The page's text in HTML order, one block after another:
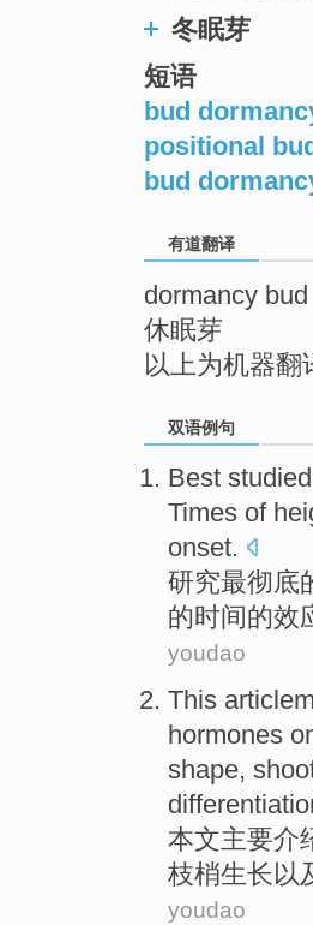
冬眠芽
短语
bud
positional
bud
有道翻译
dormancy bud
休眠芽
以上为机器
双语例句
Best studied
Times of
onset.
研究最彻底
的时间的效
youdao
This
hormones
shape,
本文主要介
枝梢生长以
youdao